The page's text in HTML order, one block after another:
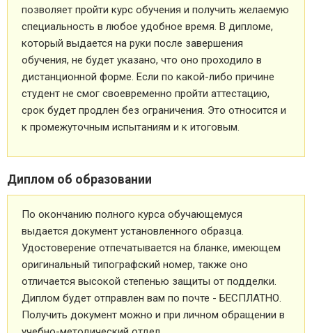
позволяет пройти курс обучения и получить желаемую
специальность в любое удобное время. В дипломе,
который выдается на руки после завершения
обучения, не будет указано, что оно проходило в
дистанционной форме. Если по какой-либо причине
студент не смог своевременно пройти аттестацию,
срок будет продлен без ограничения. Это относится и
к промежуточным испытаниям и к итоговым.
Диплом об образовании
По окончанию полного курса обучающемуся
выдается документ установленного образца.
Удостоверение отпечатывается на бланке, имеющем
оригинальный типографский номер, также оно
отличается высокой степенью защиты от подделки.
Диплом будет отправлен вам по почте - БЕСПЛАТНО.
Получить документ можно и при личном обращении в